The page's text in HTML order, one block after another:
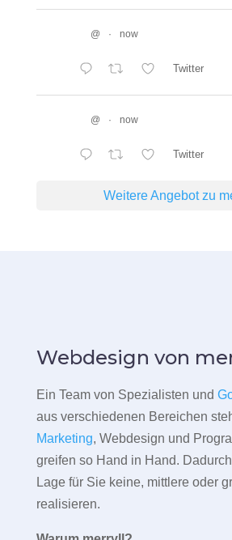
@ · now
Twitter
@ · now
Twitter
Weitere Angebot zu
Webdesign von
Ein Team von Spezialisten und
aus verschiedenen Bereichen
Marketing, Webdesign und
greifen so Hand in Hand.
Lage für Sie keine, mittlere oder
realisieren.